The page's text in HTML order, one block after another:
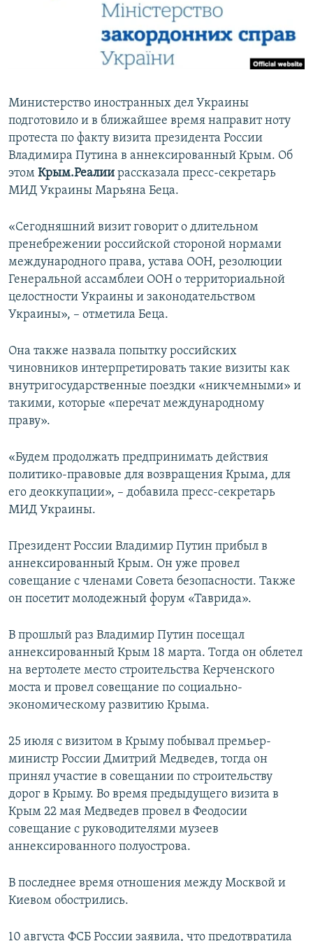
ПОБЕДИТЕЛЕЙ НЕ СУДЯТ?
КРЫМ.НЕПОКОРЕННЫЙ
Все сайты RFE/RL
Министерство иностранных дел Украины
подготовило и в ближайшее время направит ноту
протеста по факту визита президента России
Владимира Путина в аннексированный Крым. Об
этом Крым.Реалии рассказала пресс-секретарь
МИД Украины Марьяна Беца.
«Сегодняшний визит говорит о длительном
пренебрежении российской стороной нормами
международного права, устава ООН, резолюции
Генеральной ассамблеи ООН о территориальной
целостности Украины и законодательством
Украины», – отметила Беца.
Она также назвала попытку российских
чиновников интерпретировать такие визиты как
внутригосударственные поездки «никчемными» и
такими, которые «перечат международному
праву».
«Будем продолжать предпринимать действия
политико-правовые для возвращения Крыма, для
его деоккупации», – добавила пресс-секретарь
МИД Украины.
Президент России Владимир Путин прибыл в
аннексированный Крым. Он уже провел
совещание с членами Совета безопасности. Также
он посетит молодежный форум «Таврида».
В прошлый раз Владимир Путин посещал
аннексированный Крым 18 марта. Тогда он облетел
на вертолете место строительства Керченского
моста и провел совещание по социально-
экономическому развитию Крыма.
25 июля с визитом в Крыму побывал премьер-
министр России Дмитрий Медведев, тогда он
принял участие в совещании по строительству
дорог в Крыму. Во время предыдущего визита в
Крым 22 мая Медведев провел в Феодосии
совещание с руководителями музеев
аннексированного полуострова.
В последнее время отношения между Москвой и
Киевом обострились.
10 августа ФСБ России заявила, что предотвратила